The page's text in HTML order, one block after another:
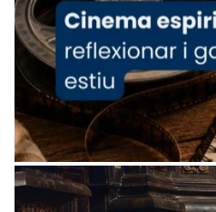
Arquebisbat de
1 week ago
«Avui les santes
ajuden a alçar la
Mons. Sergi Gordo,
presidit aquest 27 de
Santes de Mataró.
🔗tinyurl.com/cvu5jmbk